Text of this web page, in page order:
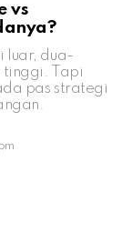
vs
luar, dua-
tinggi. Tapi
pas strategi